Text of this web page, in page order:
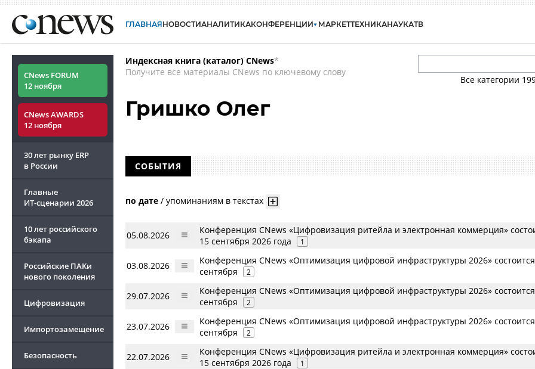
ГЛАВНАЯНОВОСТИАНАЛИТИКАКОНФЕРЕНЦИИ МАРКЕТТЕХНИКАНАУКАТВ
CNews FORUM
12 ноября
CNews AWARDS
12 ноября
30 лет рынку ERP
в России
Главные
ИТ-сценарии 2026
10 лет российского
бэкапа
Российские ПАКи
нового поколения
Цифровизация
Импортозамещение
Безопасность
Индексная книга (каталог) CNews*
Получите все материалы CNews по ключевому слову
Все категории
Гришко Олег
СОБЫТИЯ
по дате / упоминаниям в текстах
05.08.2026
Конференция CNews «Цифровизация ритейла и электронная коммерция»
15 сентября 2026 года
1
03.08.2026
Конференция CNews «Оптимизация цифровой инфраструктуры 2026»
сентября
2
29.07.2026
Конференция CNews «Оптимизация цифровой инфраструктуры 2026»
сентября
2
23.07.2026
Конференция CNews «Оптимизация цифровой инфраструктуры 2026»
сентября
2
22.07.2026
Конференция CNews «Цифровизация ритейла и электронная коммерция»
15 сентября 2026 года
1